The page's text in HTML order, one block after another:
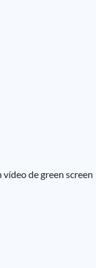
de green screen